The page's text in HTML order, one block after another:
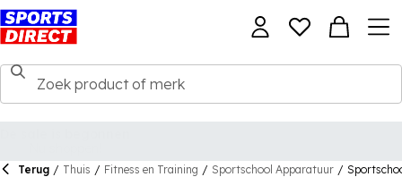
Terug / Thuis / Fitness en Training / Sportschool Apparatuur /